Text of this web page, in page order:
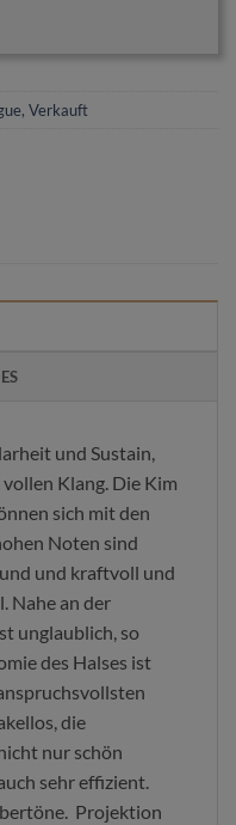
, Verkauft
und Sustain,
Klang. Die Kim
sich mit den
Noten sind
und kraftvoll und
Nahe an der
unglaublich, so
des Halses ist
die
nur schön
sehr effizient.
Projektion